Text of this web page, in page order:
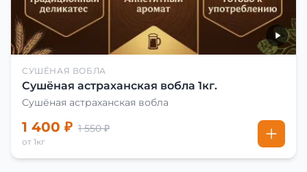
СУШЁНАЯ ВОБЛА
Сушёная астраханская вобла 1кг.
Сушёная астраханская вобла
1 400 ₽ 1 550 ₽
от 1кг